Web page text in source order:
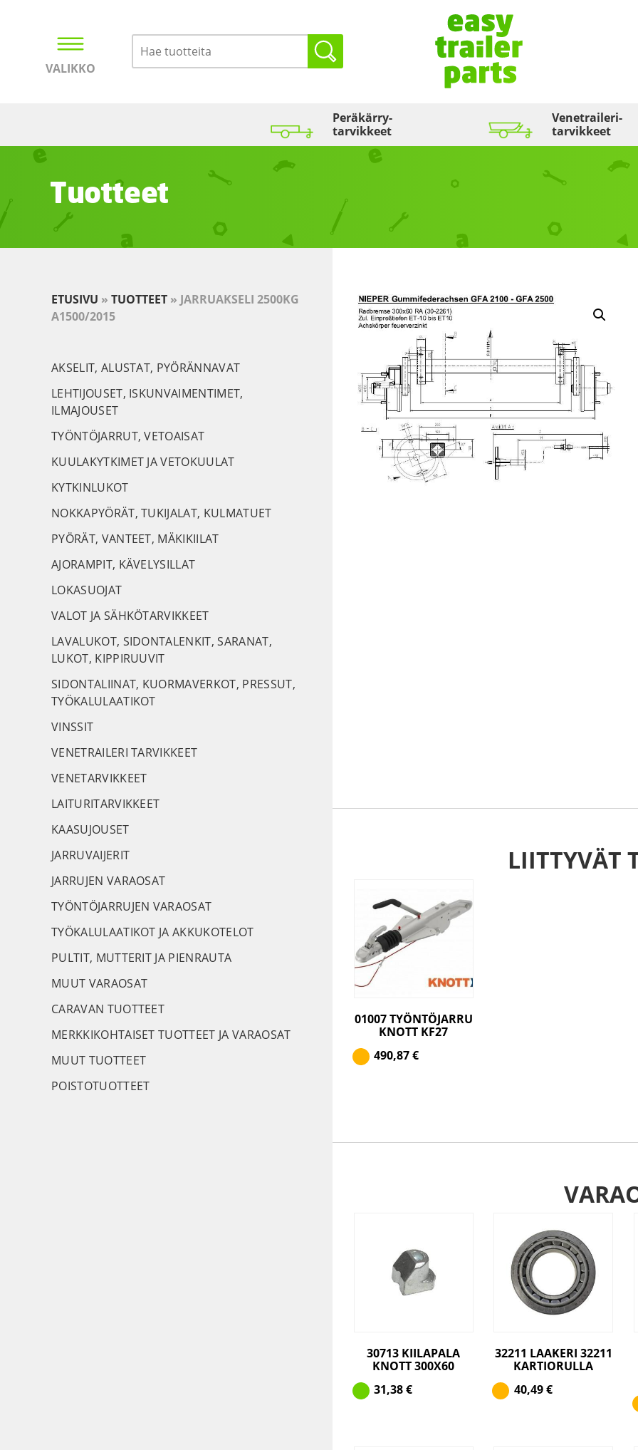
VALIKKO
Peräkärry­
tarvikkeet
Venetraileri­
tarvikkeet
Tuotteet
LIITTYVÄT
01007 TYÖNTÖJARRU
KNOTT KF27
490,87€
30713 KIILAPALA
KNOTT 300X60
31,38€
32211 LAAKERI 32211
KARTIORULLA
40,49€
ETUSIVU » TUOTTEET » JARRUAKSELI 2500KG
A1500/2015
AKSELIT, ALUSTAT, PYÖRÄNNAVAT
LEHTIJOUSET, ISKUNVAIMENTIMET,
ILMAJOUSET
TYÖNTÖJARRUT, VETOAISAT
KUULAKYTKIMET JA VETOKUULAT
KYTKINLUKOT
NOKKAPYÖRÄT, TUKIJALAT, KULMATUET
PYÖRÄT, VANTEET, MÄKIKIILAT
AJORAMPIT, KÄVELYSILLAT
LOKASUOJAT
VALOT JA SÄHKÖTARVIKKEET
LAVALUKOT, SIDONTALENKIT, SARANAT,
LUKOT, KIPPIRUUVIT
SIDONTALIINAT, KUORMAVERKOT, PRESSUT,
TYÖKALULAATIKOT
VINSSIT
VENETRAILERI TARVIKKEET
VENETARVIKKEET
LAITURITARVIKKEET
KAASUJOUSET
JARRUVAIJERIT
JARRUJEN VARAOSAT
TYÖNTÖJARRUJEN VARAOSAT
TYÖKALULAATIKOT JA AKKUKOTELOT
PULTIT, MUTTERIT JA PIENRAUTA
MUUT VARAOSAT
CARAVAN TUOTTEET
MERKKIKOHTAISET TUOTTEET JA VARAOSAT
MUUT TUOTTEET
POISTOTUOTTEET